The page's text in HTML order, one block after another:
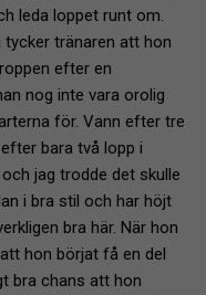
leda loppet runt om.
tränaren att hon
efter en
nog inte vara orolig
för. Vann efter tre
bara två lopp i
jag trodde det skulle
i bra stil och har höjt
bra här. När hon
hon börjat få en del
bra chans att hon